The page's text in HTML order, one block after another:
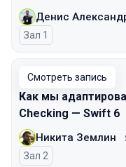
Денис
Зал 1
Смотреть запись
Как мы
Checking — Swift 6
Никита Землин
Зал 2